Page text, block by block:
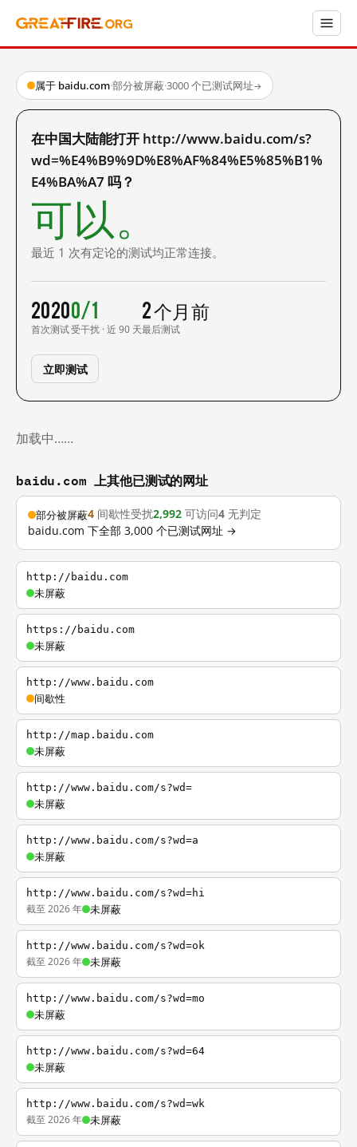
属于 baidu.com·部分被屏蔽·3000 个已测试网址→
在中国大陆能打开 http://www.baidu.com/s?
wd=%E4%B9%9D%E8%AF%84%E5%85%B1%
E4%BA%A7 吗？
可以。
最近 1 次有定论的测试均正常连接。
2020
首次测试
0/1
受干扰 · 近 90 天
2 个月前
最后测试
立即测试
加载中……
baidu.com 上其他已测试的网址
部分被屏蔽4 间歇性受扰2,992 可访问4 无判定
baidu.com 下全部 3,000 个已测试网址 →
http://baidu.com
未屏蔽
https://baidu.com
未屏蔽
http://www.baidu.com
间歇性
http://map.baidu.com
未屏蔽
http://www.baidu.com/s?wd=
未屏蔽
http://www.baidu.com/s?wd=a
未屏蔽
http://www.baidu.com/s?wd=hi
截至 2026 年 未屏蔽
http://www.baidu.com/s?wd=ok
截至 2026 年 未屏蔽
http://www.baidu.com/s?wd=mo
未屏蔽
http://www.baidu.com/s?wd=64
未屏蔽
http://www.baidu.com/s?wd=wk
截至 2026 年 未屏蔽